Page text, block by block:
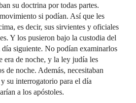
su doctrina por todas partes.
si podían. Así que les
es decir, sus sirvientes y oficiales
Y los pusieron bajo la custodia del
siguiente. No podían examinarlos
era de noche, y la ley judía les
de noche. Además, necesitaban
su interrogatorio para el día
a los apóstoles.